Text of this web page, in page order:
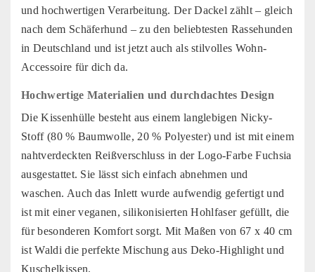
und hochwertigen Verarbeitung. Der Dackel zählt – gleich
nach dem Schäferhund – zu den beliebtesten Rassehunden
in Deutschland und ist jetzt auch als stilvolles Wohn-
Accessoire für dich da.
Hochwertige Materialien und durchdachtes Design
Die Kissenhülle besteht aus einem langlebigen Nicky-
Stoff (80 % Baumwolle, 20 % Polyester) und ist mit einem
nahtverdeckten Reißverschluss in der Logo-Farbe Fuchsia
ausgestattet. Sie lässt sich einfach abnehmen und
waschen. Auch das Inlett wurde aufwendig gefertigt und
ist mit einer veganen, silikonisierten Hohlfaser gefüllt, die
für besonderen Komfort sorgt. Mit Maßen von 67 x 40 cm
ist Waldi die perfekte Mischung aus Deko-Highlight und
Kuschelkissen.